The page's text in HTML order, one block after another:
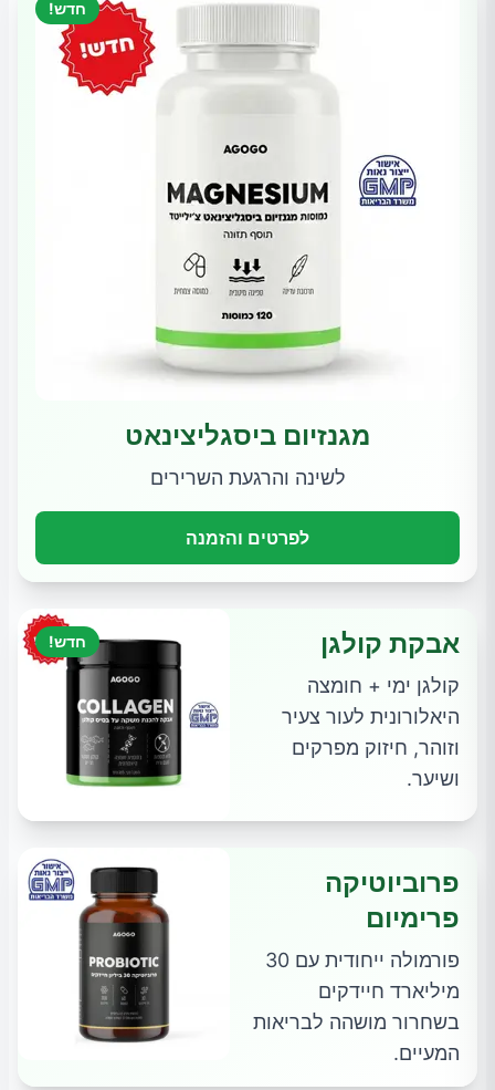
חדש!
מגנזיום ביסגליצינאט
לשינה והרגעת השרירים
לפרטים והזמנה
חדש! אבקת קולגן
קולגן ימי + חומצה
היאלורונית לעור צעיר
וזוהר, חיזוק מפרקים
ושיער.
פרוביוטיקה
פרימיום
פורמולה ייחודית עם 30
מיליארד חיידקים
בשחרור מושהה לבריאות
המעיים.